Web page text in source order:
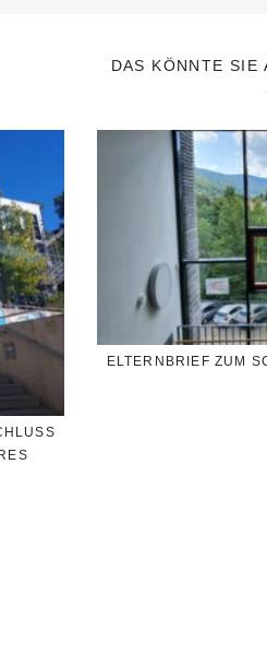
DAS KÖNNTE SIE
ELTERNBRIEF ZUM